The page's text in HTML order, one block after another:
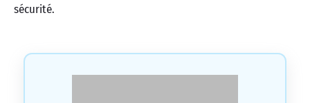
sécurité.